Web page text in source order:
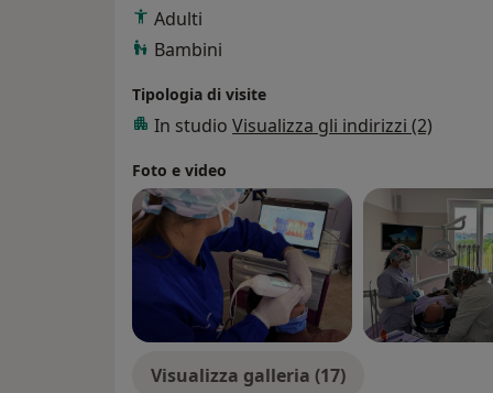
Adulti
Bambini
Tipologia di visite
In studio Visualizza gli indirizzi (2)
Foto e video
Visualizza galleria (17)